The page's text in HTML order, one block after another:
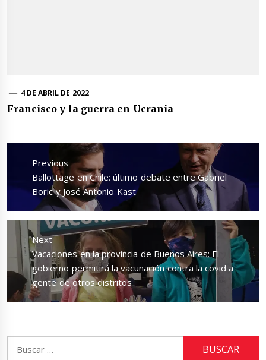
4 DE ABRIL DE 2022
Francisco y la guerra en Ucrania
Navegación
entradas
Previous
Previous
post:
Ballottage en Chile: último debate entre Gabriel
Boric y José Antonio Kast
Next
Next
post:
Vacaciones en la provincia de Buenos Aires: El
gobierno permitirá la vacunación contra la covid a
gente de otros distritos